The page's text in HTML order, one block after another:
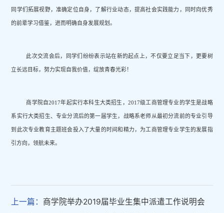
同学们拓展视野，准确定位自身，了解行业动态，提高社会实践能力，同时向优秀
的前辈学习借鉴，进而明确自身发展规划。
此次交流会后，同学们纷纷表示站在新的起点上，不仅要立足当下，更要树
立长远目标，努力实现自我价值，绽放青春光彩！
商学院自2017年起实行本科生大类招生，2017级工商管理专业的学生是战略
系实行大类招生、专业分流后的第一届学生，战略系老师从最初分流前的专业引导
到此次专业教育主题班会投入了大量的时间和精力，为工商管理专业学生的发展指
引方向，领航未来。
上一篇： 商学院举办2019届毕业生集中派遣工作说明会